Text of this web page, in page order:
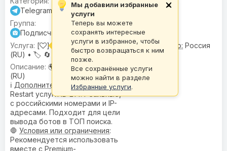
Telegram
Подписчики для бота (/start)
[
] Подписчики для бота (/start) | 🌍 Гео: Россия
(RU) • 🏷️ 🔄 Поддерживает рестарт
🌍
География: Россия
(RU)
ℹ️ Дополнительное описание:
Restart услуги ID 214. Реальные,
с российскими номерами и IP-
адресами. Подходит для цели
вывода ботов в ТОП поиска.
🛑 Условия или ограничения:
Рекомендуется использовать
вместе с Premium-
Мы добавили избранные
услуги
Теперь вы можете
сохранять интересные
услуги в избранное, чтобы
быстро возвращаться к ним
позже.
Все сохранённые услуги
можно найти в разделе
Избранные услуги.
×